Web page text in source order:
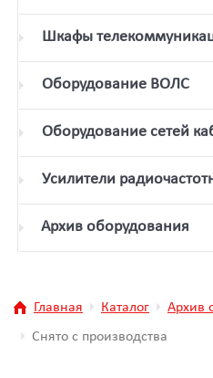
Шкафы
Оборудование ВОЛС
Оборудование сетей
Усилители
Архив оборудования
Главная Каталог
Архив
Снято с производства